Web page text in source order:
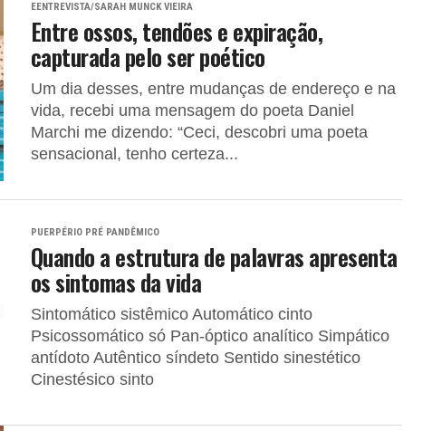
EENTREVISTA/SARAH MUNCK VIEIRA
Entre ossos, tendões e expiração,
capturada pelo ser poético
Um dia desses, entre mudanças de endereço e na
vida, recebi uma mensagem do poeta Daniel
Marchi me dizendo: “Ceci, descobri uma poeta
sensacional, tenho certeza...
PUERPÉRIO PRÉ PANDÊMICO
Quando a estrutura de palavras apresenta
os sintomas da vida
Sintomático sistêmico Automático cinto
Psicossomático só Pan-óptico analítico Simpático
antídoto Autêntico síndeto Sentido sinestético
Cinestésico sinto